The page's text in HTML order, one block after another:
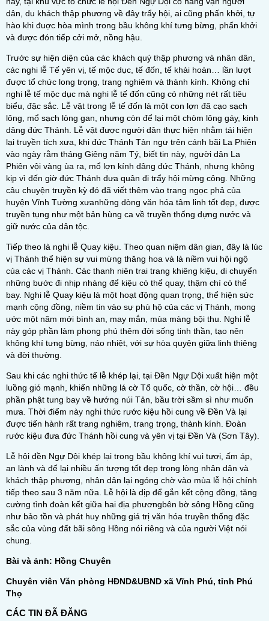
dân, du khách thập phương về đây trẩy hội, ai cũng phấn khởi, tự
hào khi đuợc hòa mình trong bầu không khí tưng bừng, phấn khởi
và được đón tiếp cởi mở, nồng hậu.
Trước sự hiện diện của các khách quý thập phương và nhân dân,
các nghi lễ Tế yên vị, tế mộc dục, tế đốn, tế khải hoàn… lần lượt
được tổ chức long trọng, trang nghiêm và thành kính. Không chỉ
nghi lễ tế mộc dục mà nghi lễ tế đốn cũng có những nét rất tiêu
biểu, đặc sắc. Lễ vật trong lễ tế đốn là một con lợn đã cạo sạch
lông, mổ sạch lòng gan, nhưng còn để lại một chòm lông gáy, kinh
dâng đức Thánh. Lễ vật được người dân thực hiện nhằm tái hiện
lại truyền tích xưa, khi đức Thánh Tản ngư trên cánh bãi La Phiên
vào ngày rằm tháng Giêng năm Tý, biết tin này, người dân La
Phiên vội vàng ùa ra, mổ lợn kính dâng đức Thánh, nhưng không
kịp vì đến giờ đức Thánh đưa quân đi trẩy hội mừng công. Những
câu chuyện truyền kỳ đó đã viết thêm vào trang ngọc phả của
huyện Vĩnh Tường xưanhững dòng văn hóa tâm linh tốt đẹp, được
truyền tụng như một bản hùng ca về truyền thống dựng nước và
giữ nước của dân tộc.
Tiếp theo là nghi lễ Quay kiệu. Theo quan niệm dân gian, đây là lúc
vị Thánh thể hiện sự vui mừng thăng hoa và là niềm vui hội ngộ
của các vị Thánh. Các thanh niên trai trang khiêng kiệu, di chuyển
những bước đi nhịp nhàng để kiệu có thể quay, thậm chí có thể
bay. Nghi lễ Quay kiệu là một hoạt động quan trọng, thể hiện sức
mạnh cộng đồng, niềm tin vào sự phù hộ của các vị Thánh, mong
ước một năm mới bình an, may mắn, mùa màng bội thu. Nghi lễ
này góp phần làm phong phú thêm đời sống tinh thần, tạo nên
không khí tưng bừng, náo nhiệt, với sự hòa quyện giữa linh thiêng
và đời thường.
Sau khi các nghi thức tế lễ khép lại, tại Đền Ngự Dội xuất hiện một
luồng gió mạnh, khiến những lá cờ Tổ quốc, cờ thần, cờ hội… đều
phần phật tung bay về hướng núi Tản, bầu trời sầm sì như muốn
mưa. Thời điểm này nghi thức rước kiệu hồi cung về Đền Và lại
được tiến hành rất trang nghiêm, trang trọng, thành kính. Đoàn
rước kiệu đưa đức Thánh hồi cung và yên vị tại Đền Và (Sơn Tây).
Lễ hội đền Ngự Dội khép lại trong bầu không khí vui tươi, ấm áp,
an lành và để lại nhiều ấn tượng tốt đẹp trong lòng nhân dân và
khách thập phương, nhân dân lại ngóng chờ vào mùa lễ hội chính
tiếp theo sau 3 năm nữa. Lễ hội là dịp để gắn kết cộng đồng, tăng
cường tình đoàn kết giữa hai địa phươngbên bờ sông Hồng cũng
như bảo tồn và phát huy những giá trị văn hóa truyền thống đặc
sắc của vùng đất bãi sông Hồng nói riêng và của người Việt nói
chung.
Bài và ảnh: Hồng Chuyên
Chuyên viên Văn phòng HĐND&UBND xã Vĩnh Phú, tỉnh Phú
Thọ
CÁC TIN ĐÃ ĐĂNG